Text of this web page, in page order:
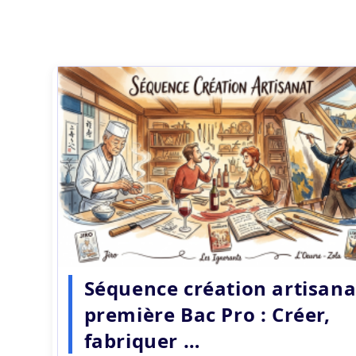
Séquence création
première Bac Pro : Créer,
fabriquer …